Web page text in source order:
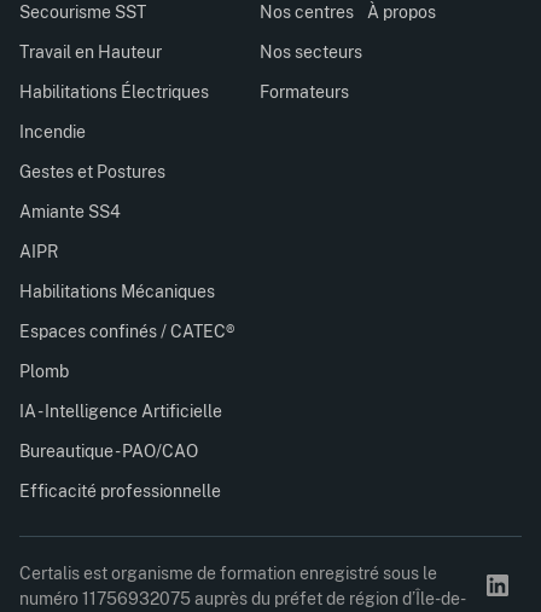
Secourisme SST
Travail en Hauteur
Habilitations Électriques
Incendie
Gestes et Postures
Amiante SS4
AIPR
Habilitations Mécaniques
Espaces confinés / CATEC®
Plomb
IA - Intelligence Artificielle
Bureautique - PAO/CAO
Efficacité professionnelle
Nos centres
Nos secteurs
Formateurs
À propos
Certalis est organisme de formation enregistré sous le
numéro 11756932075 auprès du préfet de région d’Île-de-